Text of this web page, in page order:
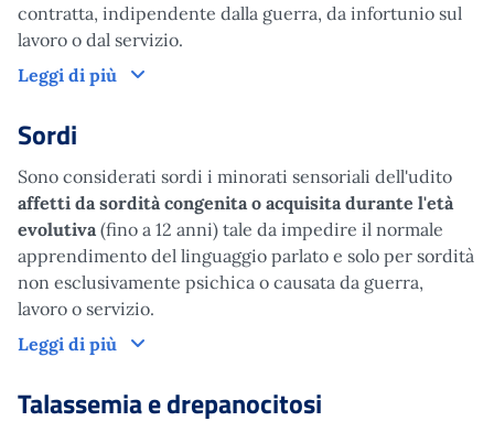
contratta, indipendente dalla guerra, da infortunio sul
lavoro o dal servizio.
Leggi di più
Ciechi civili
Sordi
Sono considerati sordi i minorati sensoriali dell'udito
affetti da sordità congenita o acquisita durante l'età
evolutiva (fino a 12 anni) tale da impedire il normale
apprendimento del linguaggio parlato e solo per sordità
non esclusivamente psichica o causata da guerra,
lavoro o servizio.
Leggi di più
Sordi
Talassemia e drepanocitosi